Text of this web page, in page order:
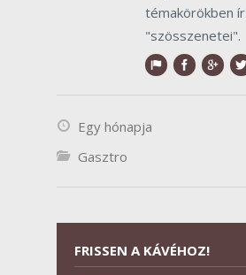
témakörökben
"szösszenetei".
Egy hónapja
Gasztro
FRISSEN A KÁVÉHOZ!